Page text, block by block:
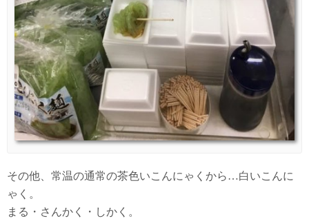
その他、常温の通常の茶色いこんにゃくから…白いこんに
ゃく。
まる・さんかく・しかく。